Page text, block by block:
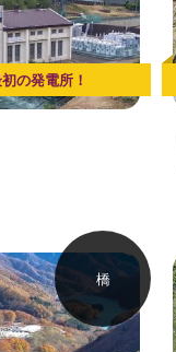
の発電所！
橋